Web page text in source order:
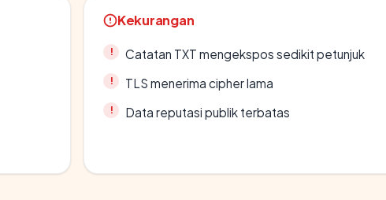
Kekurangan
Catatan TXT mengekspos sedikit petunjuk
TLS menerima cipher lama
Data reputasi publik terbatas